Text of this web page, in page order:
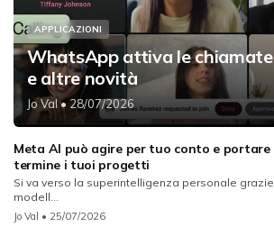
APPLICAZIONI
WhatsApp attiva le
e altre novità
Jo Val• 28/07/2026
Meta AI può agire per tuo conto e portare
termine i tuoi progetti
Si va verso la superintelligenza personale
modell...
Jo Val • 25/07/2026